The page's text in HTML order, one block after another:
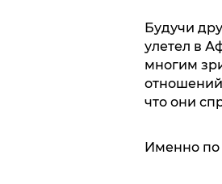
Будучи
улетел в
многим
отношений
что они
Именно по